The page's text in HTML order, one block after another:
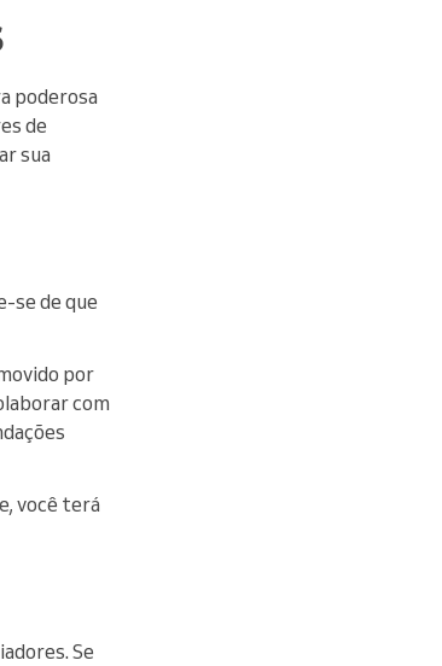
poderosa
de
sua
se de que
por
com
você terá
Se